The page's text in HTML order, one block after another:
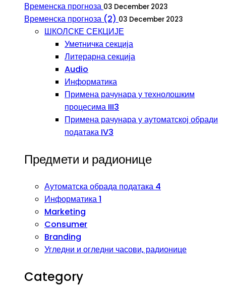
Временска прогноза 03 December 2023
Временска прогноза (2) 03 December 2023
ШКОЛСКЕ СЕКЦИЈЕ
Уметничка секција
Литерарна секција
Audio
Информатика
Примена рачунара у технолошким
процесима III3
Примена рачунара у аутоматској обради
података IV3
Предмети и радионице
Аутоматска обрада података 4
Информатика 1
Marketing
Consumer
Branding
Угледни и огледни часови, радионице
Category